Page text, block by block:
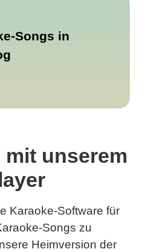
Songs in
mit unserem
Karaoke-Software für
Songs zu
Heimversion der